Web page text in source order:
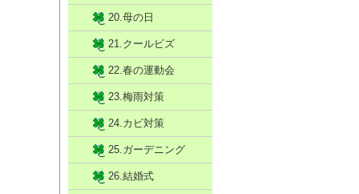
20.母の日
21.クールビズ
22.春の運動会
23.梅雨対策
24.カビ対策
25.ガーデニング
26.結婚式